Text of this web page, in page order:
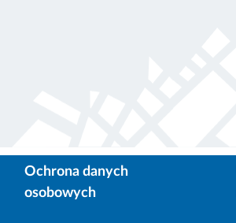
Ochrona danych
osobowych